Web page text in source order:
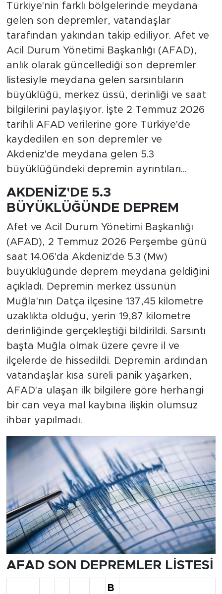
Türkiye'nin farklı bölgelerinde meydana
gelen son depremler, vatandaşlar
tarafından yakından takip ediliyor. Afet ve
Acil Durum Yönetimi Başkanlığı (AFAD),
anlık olarak güncellediği son depremler
listesiyle meydana gelen sarsıntıların
büyüklüğü, merkez üssü, derinliği ve saat
bilgilerini paylaşıyor. İşte 2 Temmuz 2026
tarihli AFAD verilerine göre Türkiye'de
kaydedilen en son depremler ve
Akdeniz'de meydana gelen 5.3
büyüklüğündeki depremin ayrıntıları...
AKDENİZ'DE 5.3
BÜYÜKLÜĞÜNDE DEPREM
Afet ve Acil Durum Yönetimi Başkanlığı
(AFAD), 2 Temmuz 2026 Perşembe günü
saat 14.06'da Akdeniz'de 5.3 (Mw)
büyüklüğünde deprem meydana geldiğini
açıkladı. Depremin merkez üssünün
Muğla'nın Datça ilçesine 137,45 kilometre
uzaklıkta olduğu, yerin 19,87 kilometre
derinliğinde gerçekleştiği bildirildi. Sarsıntı
başta Muğla olmak üzere çevre il ve
ilçelerde de hissedildi. Depremin ardından
vatandaşlar kısa süreli panik yaşarken,
AFAD'a ulaşan ilk bilgilere göre herhangi
bir can veya mal kaybına ilişkin olumsuz
ihbar yapılmadı.
AFAD SON DEPREMLER LİSTESİ
B